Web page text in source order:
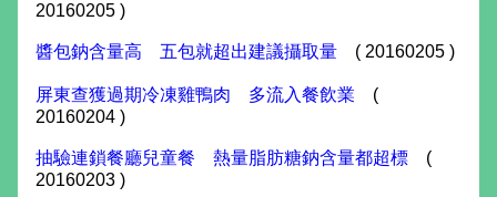
20160205 )
醬包鈉含量高 五包就超出建議攝取量 ( 20160205 )
屏東查獲過期冷凍雞鴨肉 多流入餐飲業 (
20160204 )
抽驗連鎖餐廳兒童餐 熱量脂肪糖鈉含量都超標 (
20160203 )